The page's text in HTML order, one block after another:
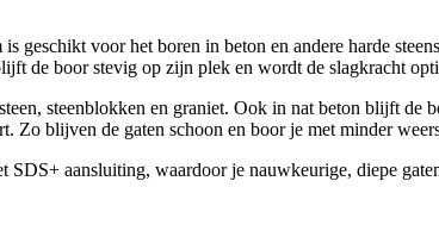
voor het boren in beton en andere harde
de boor stevig op zijn plek en wordt de slagkracht
steenblokken en graniet. Ook in nat beton blijft
Zo blijven de gaten schoon en boor je met minder
SDS+ aansluiting, waardoor je nauwkeurige, diepe